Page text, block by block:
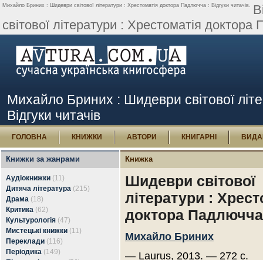
Михайло Бриних : Шидеври світової літератури : Хрестоматія доктора Падлючча : Відгуки читачів.
світової літератури : Хрестоматія
Михайло Бриних : Шидеври світової
Відгуки читачів
ГОЛОВНА КНИЖКИ АВТОРИ КНИГАРНІ
Книжки за жанрами
Аудіокнижки (11)
Дитяча література (215)
Драма (18)
Критика (62)
Культурологія (47)
Мистецькі книжки (11)
Переклади (116)
Періодика (149)
Книжка
Шидеври світової
літератури :
доктора Падлючча
Михайло Бриних
— Laurus, 2013. — 272 с.